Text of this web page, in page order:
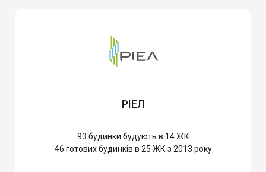
РІЕЛ
93 будинки будують в 14 ЖК
46 готових будинків в 25 ЖК з 2013 року